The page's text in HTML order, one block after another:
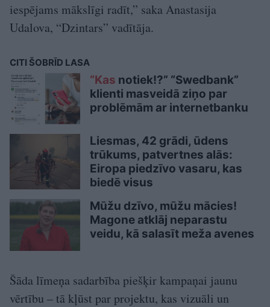
iespējams mākslīgi radīt,” saka Anastasija
Udalova, “Dzintars” vadītāja.
CITI ŠOBRĪD LASA
“Kas notiek!?” “Swedbank”
klienti masveidā ziņo par
problēmām ar internetbanku
Liesmas, 42 grādi, ūdens
trūkums, patvertnes alās:
Eiropa piedzīvo vasaru, kas
biedē visus
Mūžu dzīvo, mūžu mācies!
Magone atklāj neparastu
veidu, kā salasīt meža avenes
Šāda līmeņa sadarbība piešķir kampaņai jaunu
vērtību – tā kļūst par projektu, kas vizuāli un